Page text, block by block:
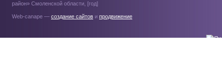
район» Смоленской области, [год]
Web-canape — создание сайтов и продвижение